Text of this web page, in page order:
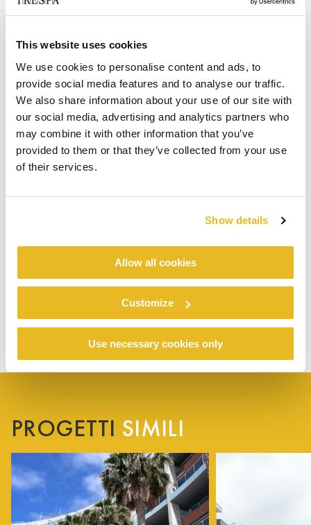
This website uses cookies
We use cookies to personalise content and ads, to
provide social media features and to analyse our traffic.
We also share information about your use of our site with
our social media, advertising and analytics partners who
may combine it with other information that you’ve
provided to them or that they’ve collected from your use
of their services.
Show details
Allow all cookies
Customize
Use necessary cookies only
PROGETTI SIMILI